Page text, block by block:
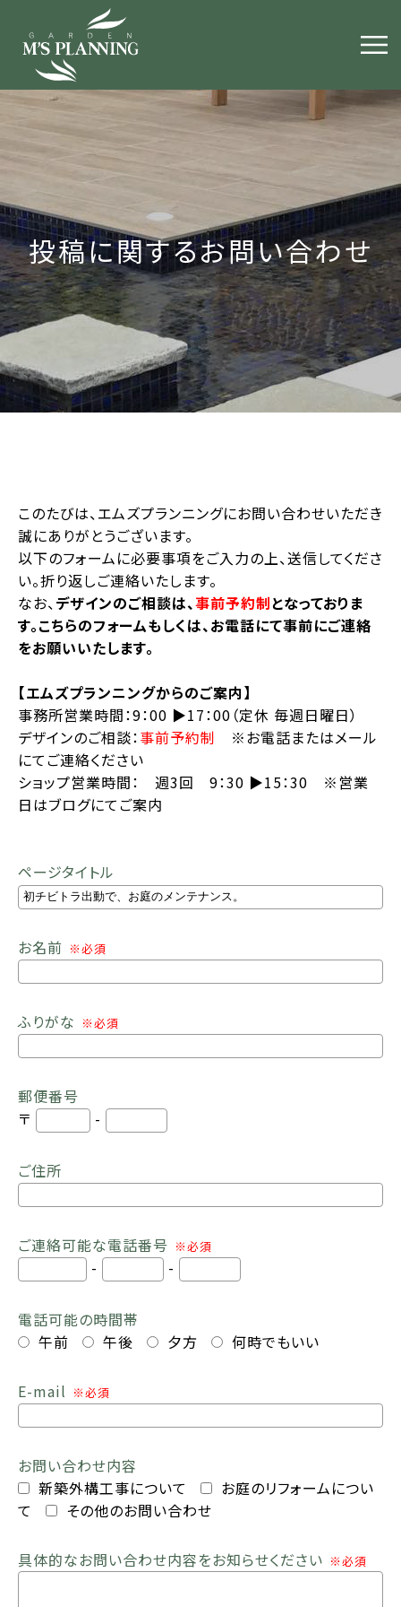
投稿に関するお問い合わせ
このたびは、エムズプランニングにお問い合わせいただき
誠にありがとうございます。
以下のフォームに必要事項をご入力の上、送信してくださ
い。折り返しご連絡いたします。
なお、デザインのご相談は、事前予約制となっておりま
す。こちらのフォームもしくは、お電話にて事前にご連絡
をお願いいたします。
【エムズプランニングからのご案内】
事務所営業時間：9：00 ▶︎17：00（定休 毎週日曜日）
デザインのご相談：事前予約制 ※お電話またはメール
にてご連絡ください
ショップ営業時間： 週3回 9：30 ▶︎15：30 ※営業
日はブログにてご案内
ページタイトル
お名前 ※必須
ふりがな ※必須
郵便番号
〒
-
ご住所
ご連絡可能な電話番号 ※必須
- -
電話可能の時間帯
午前
午後 夕方 何時でもいい
E-mail ※必須
お問い合わせ内容
新築外構工事について
お庭のリフォームについ
て
その他のお問い合わせ
具体的なお問い合わせ内容をお知らせください ※必須